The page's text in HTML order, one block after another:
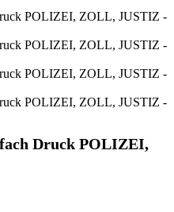
fach Druck POLIZEI,